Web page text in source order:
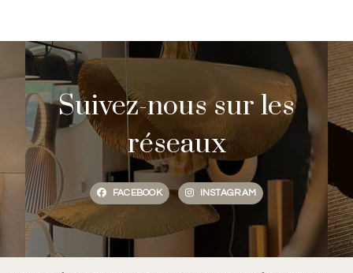
Suivez-nous sur les
réseaux
FACEBOOK INSTAGRAM